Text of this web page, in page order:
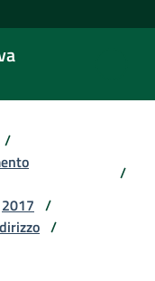
/
/
2017 /
/